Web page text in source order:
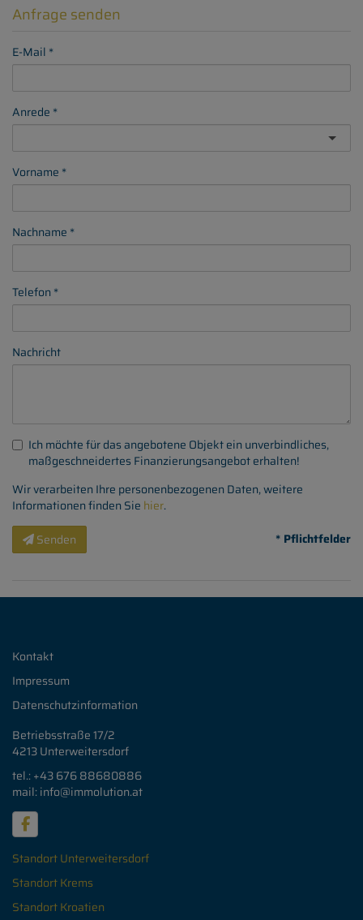
Anfrage senden
E-Mail
Anrede
Vorname
Nachname
Telefon
Nachricht
Ich möchte für das angebotene Objekt ein unverbindliches,
maßgeschneidertes Finanzierungsangebot erhalten!
Wir verarbeiten Ihre personenbezogenen Daten, weitere
Informationen finden Sie hier.
Senden
* Pflichtfelder
Kontakt
Impressum
Datenschutzinformation
Betriebsstraße 17/2
4213 Unterweitersdorf
tel.: +43 67688680886
mail: info@immolution.at
Standort Unterweitersdorf
Standort Krems
Standort Kroatien